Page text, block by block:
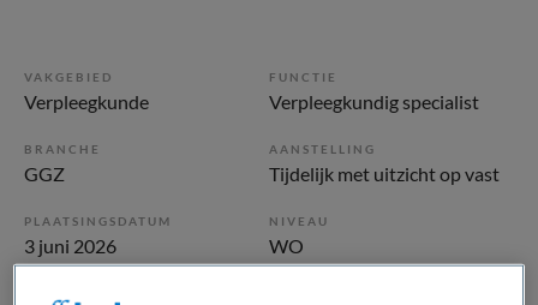
VAKGEBIED
Verpleegkunde
FUNCTIE
Verpleegkundig specialist
BRANCHE
GGZ
AANSTELLING
Tijdelijk met uitzicht op vast
PLAATSINGSDATUM
3 juni 2026
NIVEAU
WO